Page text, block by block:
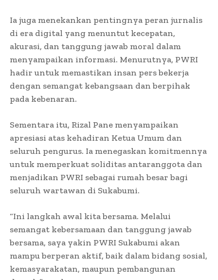
Ia juga menekankan pentingnya peran jurnalis
di era digital yang menuntut kecepatan,
akurasi, dan tanggung jawab moral dalam
menyampaikan informasi. Menurutnya, PWRI
hadir untuk memastikan insan pers bekerja
dengan semangat kebangsaan dan berpihak
pada kebenaran.
Sementara itu, Rizal Pane menyampaikan
apresiasi atas kehadiran Ketua Umum dan
seluruh pengurus. Ia menegaskan komitmennya
untuk memperkuat soliditas antaranggota dan
menjadikan PWRI sebagai rumah besar bagi
seluruh wartawan di Sukabumi.
“Ini langkah awal kita bersama. Melalui
semangat kebersamaan dan tanggung jawab
bersama, saya yakin PWRI Sukabumi akan
mampu berperan aktif, baik dalam bidang sosial,
kemasyarakatan, maupun pembangunan